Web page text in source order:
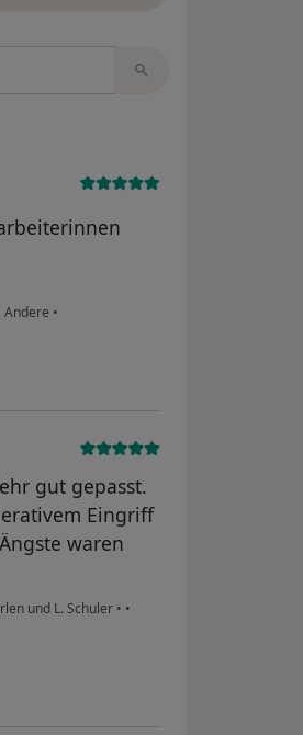
Andere •
gut gepasst.
Eingriff
waren
und L. Schuler • •